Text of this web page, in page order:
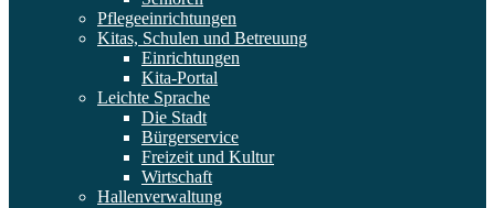
Pflegeeinrichtungen
Kitas, Schulen und Betreuung
Einrichtungen
Kita-Portal
Leichte Sprache
Die Stadt
Bürgerservice
Freizeit und Kultur
Wirtschaft
Hallenverwaltung